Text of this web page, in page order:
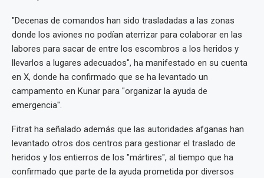
"Decenas de comandos han sido trasladadas a las zonas
donde los aviones no podían aterrizar para colaborar en las
labores para sacar de entre los escombros a los heridos y
llevarlos a lugares adecuados", ha manifestado en su cuenta
en X, donde ha confirmado que se ha levantado un
campamento en Kunar para "organizar la ayuda de
emergencia".
Fitrat ha señalado además que las autoridades afganas han
levantado otros dos centros para gestionar el traslado de
heridos y los entierros de los "mártires", al tiempo que ha
confirmado que parte de la ayuda prometida por diversos